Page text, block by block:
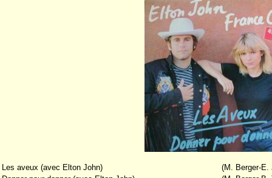
Les aveux (avec Elton John)
(M. Berger-E.